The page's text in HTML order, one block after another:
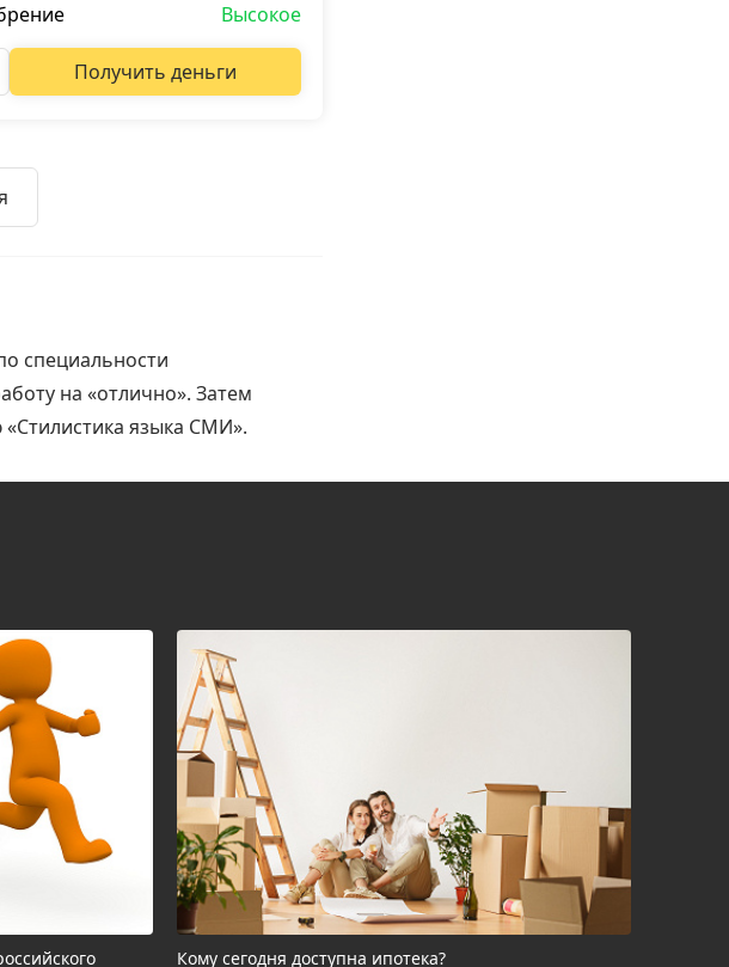
Высокое
Получить деньги
специальности
на «отлично». Затем
языка СМИ».
Кому сегодня доступна ипотека?